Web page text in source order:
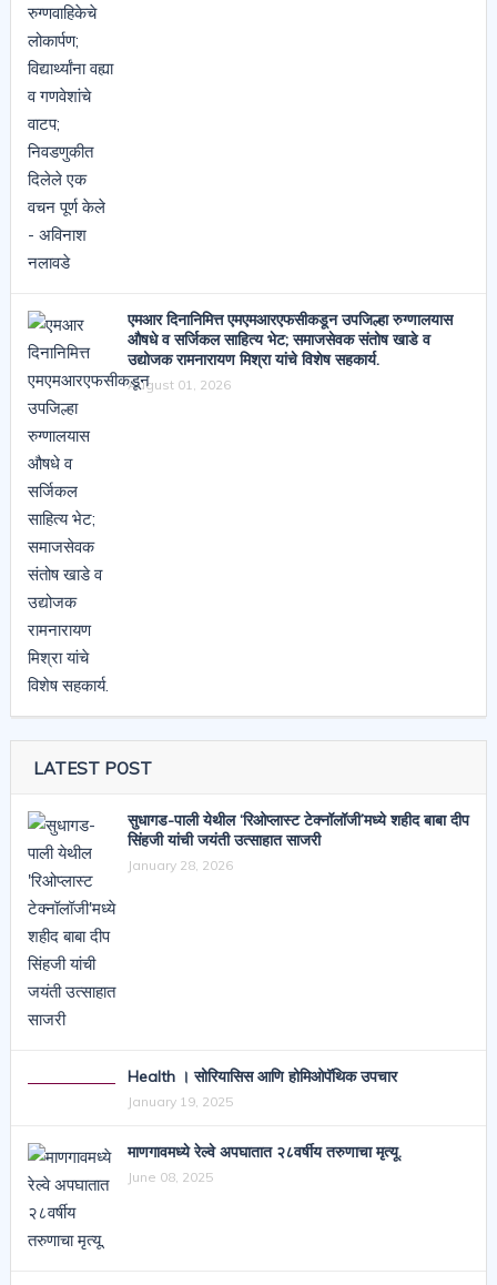
एमआर दिनानिमित्त एमएमआरएफसीकडून उपजिल्हा रुग्णालयास
औषधे व सर्जिकल साहित्य भेट; समाजसेवक संतोष खाडे व
उद्योजक रामनारायण मिश्रा यांचे विशेष सहकार्य.
August 01, 2026
LATEST POST
सुधागड-पाली येथील ‘रिओप्लास्ट टेक्नॉलॉजी’मध्ये शहीद बाबा दीप
सिंहजी यांची जयंती उत्साहात साजरी
January 28, 2026
Health । सोरियासिस आणि होमिओपॅथिक उपचार
January 19, 2025
माणगावमध्ये रेल्वे अपघातात २८वर्षीय तरुणाचा मृत्यू.
June 08, 2025